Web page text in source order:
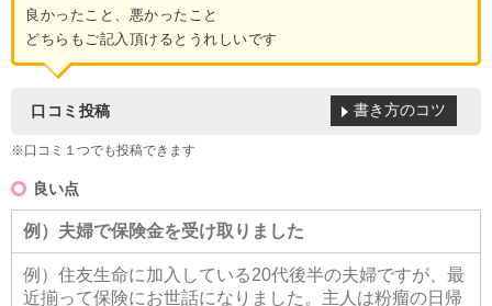
良かったこと、悪かったこと
どちらもご記入頂けるとうれしいです
口コミ投稿
※口コミ１つでも投稿できます
書き方のコツ
良い点